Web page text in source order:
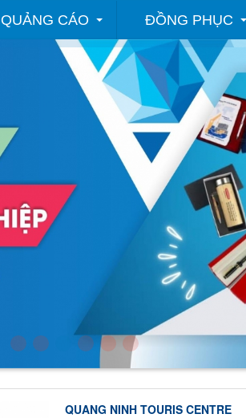
QUẢNG CÁO ĐỒNG PHỤC
QUANG NINH TOURIS CENTRE